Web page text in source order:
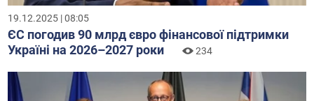
19.12.2025 | 08:05
ЄС погодив 90 млрд євро фінансової підтримки
Україні на 2026–2027 роки
234